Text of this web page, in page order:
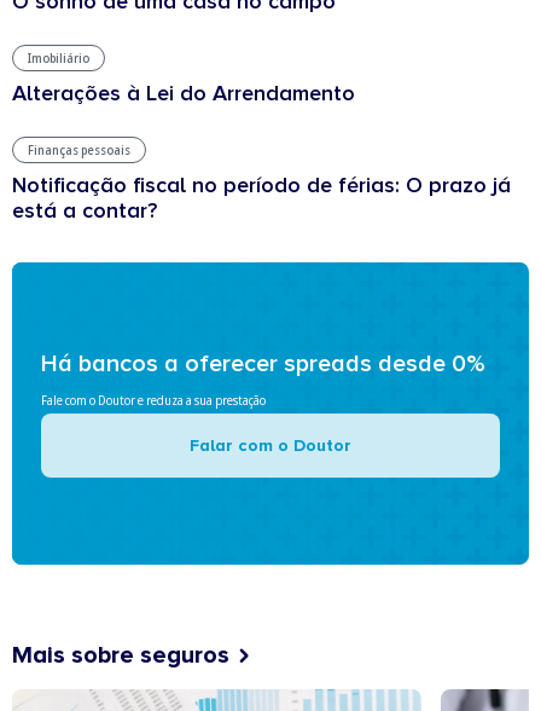
Imobiliário
Alterações à Lei do Arrendamento
Finanças pessoais
Notificação fiscal no período de férias: O prazo já
está a contar?
Há bancos a oferecer spreads desde 0%
Fale com o Doutor e reduza a sua prestação
Falar com o Doutor
Mais sobre seguros